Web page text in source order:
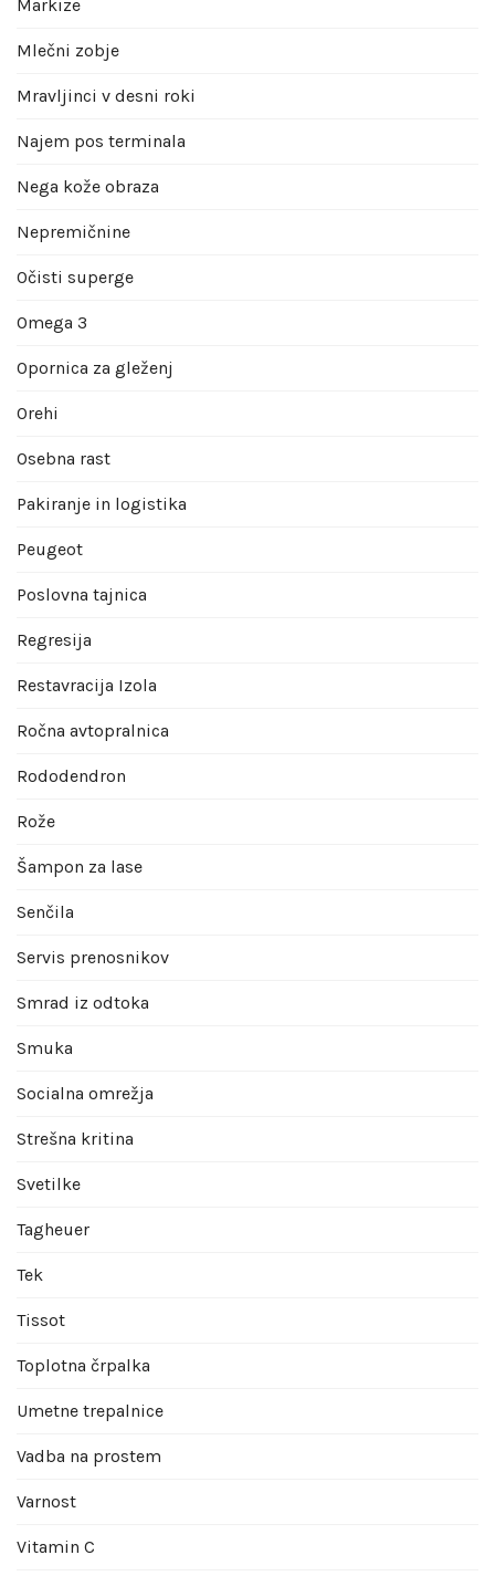
Markize
Mlečni zobje
Mravljinci v desni roki
Najem pos terminala
Nega kože obraza
Nepremičnine
Očisti superge
Omega 3
Opornica za gleženj
Orehi
Osebna rast
Pakiranje in logistika
Peugeot
Poslovna tajnica
Regresija
Restavracija Izola
Ročna avtopralnica
Rododendron
Rože
Šampon za lase
Senčila
Servis prenosnikov
Smrad iz odtoka
Smuka
Socialna omrežja
Strešna kritina
Svetilke
Tagheuer
Tek
Tissot
Toplotna črpalka
Umetne trepalnice
Vadba na prostem
Varnost
Vitamin C